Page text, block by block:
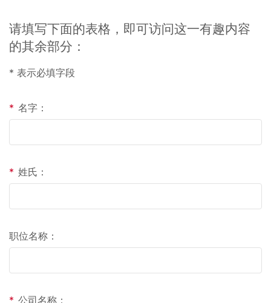
请填写下面的表格，即可访问这一有趣内容
的其余部分：
* 表示必填字段
* 名字：
* 姓氏：
职位名称：
* 公司名称：